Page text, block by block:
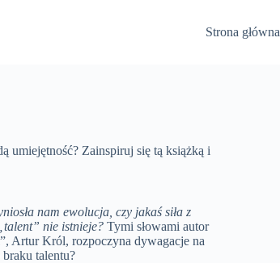
Strona główna
umiejętność? Zainspiruj się tą książką i
nam ewolucja, czy jakaś siła z
nie istnieje? Tymi słowami autor
Artur Król, rozpoczyna dywagacje na
talentu?